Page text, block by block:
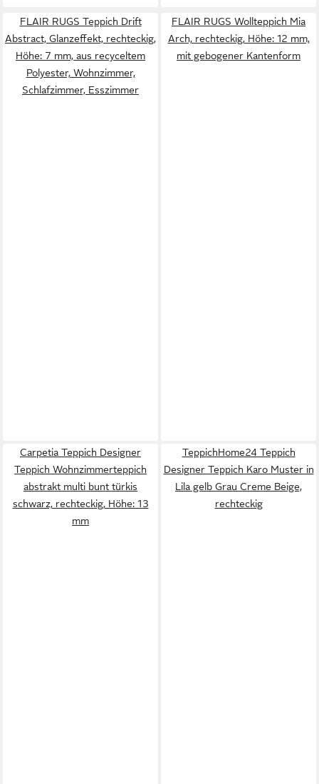
FLAIR RUGS Teppich Drift
Abstract, Glanzeffekt, rechteckig,
Höhe: 7 mm, aus recyceltem
Polyester, Wohnzimmer,
Schlafzimmer, Esszimmer
FLAIR RUGS Wollteppich Mia
Arch, rechteckig, Höhe: 12 mm,
mit gebogener Kantenform
Carpetia Teppich Designer
Teppich Wohnzimmerteppich
abstrakt multi bunt türkis
schwarz, rechteckig, Höhe: 13
mm
TeppichHome24 Teppich
Designer Teppich Karo Muster in
Lila gelb Grau Creme Beige,
rechteckig